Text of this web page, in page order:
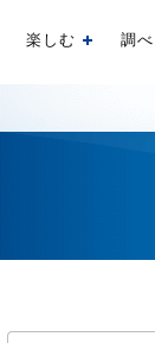
楽しむ 開く調べ